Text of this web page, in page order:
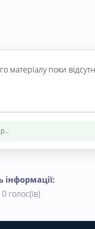
матеріалу поки
інформації:
голос(ів)